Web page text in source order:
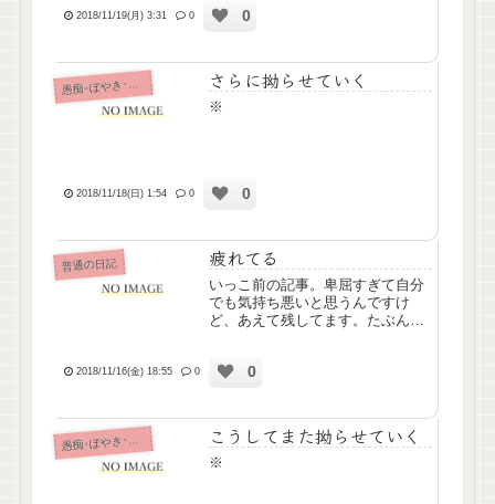
2018/11/19(月) 3:31 0 0
愚 痴･ぼやき･病み記事 さらに拗らせていく
※
2018/11/18(日) 1:54 0 0
普通の日記 疲れてる
いっこ前の記事。卑屈すぎて自分
でも気持ち悪いと思うんですけ
ど、あえて残してます。たぶん最
ち復活するので。でもすごく寂し
2018/11/16(金) 18:55 0 0
愚 痴･ぼやき･病み記事 こうしてまた拗らせていく
※